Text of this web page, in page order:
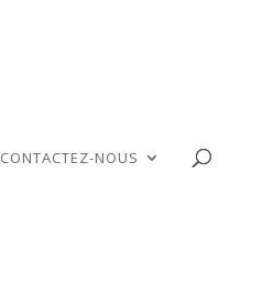
CONTACTEZ-NOUS